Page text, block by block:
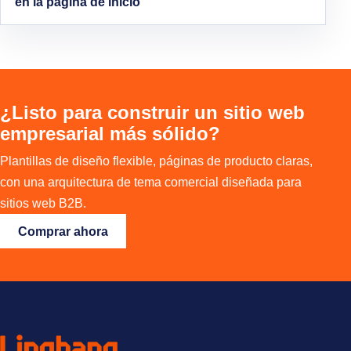
¿Listo para construir un sitio web
empresarial más sólido?
Plantillas de diseño flexible, páginas de producto claras,
con una arquitectura de tema comercial diseñada para
sitios web B2B.
Comprar ahora